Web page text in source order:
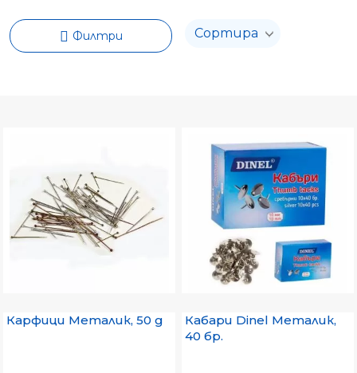
Филтри
Карфици Металик, 50 g
Кабари Dinel Металик,
40 бр.